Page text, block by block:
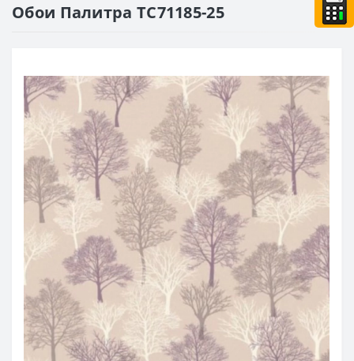
Обои Палитра TC71185-25